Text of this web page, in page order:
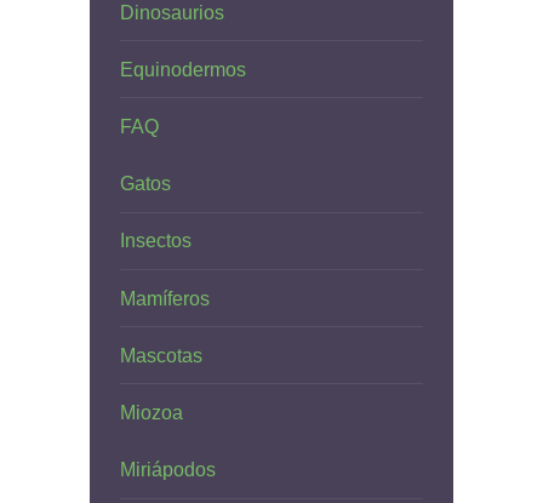
Dinosaurios
Equinodermos
FAQ
Gatos
Insectos
Mamíferos
Mascotas
Miozoa
Miriápodos